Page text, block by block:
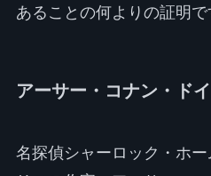
あることの何よりの証明で
アーサー・コナン・ド
名探偵シャーロック・ホ